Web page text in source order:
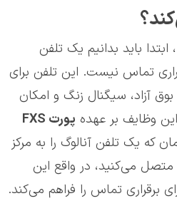
برای درک بهتر عملکرد FXS، ابتدا باید بدانیم یک تلفن
تماس نیست. این تلفن برای
آزاد، سیگنال زنگ و امکان
وظایف بر عهده پورت
که یک تلفن آنالوگ را به مرکز
تلفن، گیت‌وی FXS یا ATA متصل می‌کنید، در واقع این
برقراری تماس را فراهم می‌کند.